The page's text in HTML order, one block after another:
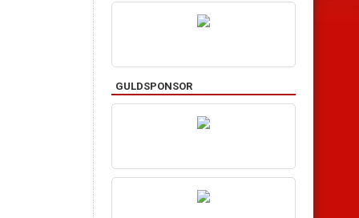
GULDSPONSOR